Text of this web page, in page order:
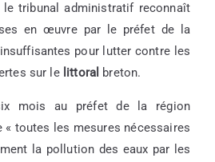
le tribunal administratif reconnaît
en œuvre par le préfet de la
pour lutter contre les
sur le littoral breton.
mois au préfet de la région
« toutes les mesures nécessaires
la pollution des eaux par les